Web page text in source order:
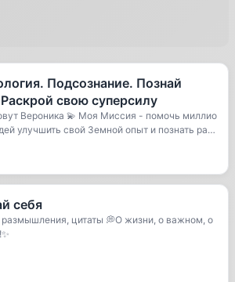
Подсознание. Познай
свою суперсилу
Вероника 💫 Моя Миссия - помочь миллио
улучшить свой Земной опыт и познать ра
себя
цитаты 💭О жизни, о важном, о